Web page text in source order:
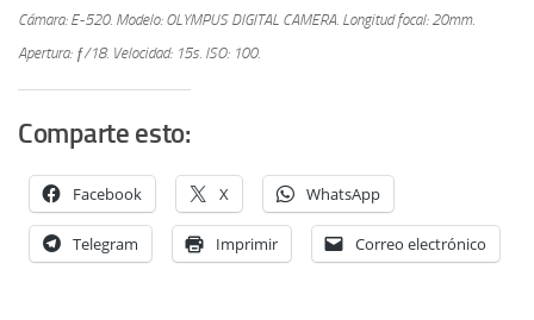
Cámara: E-520. Modelo: OLYMPUS DIGITAL CAMERA. Longitud focal: 20mm.
Apertura: ƒ/18. Velocidad: 15s. ISO: 100.
Comparte esto:
Facebook X WhatsApp
Telegram Imprimir Correo electrónico